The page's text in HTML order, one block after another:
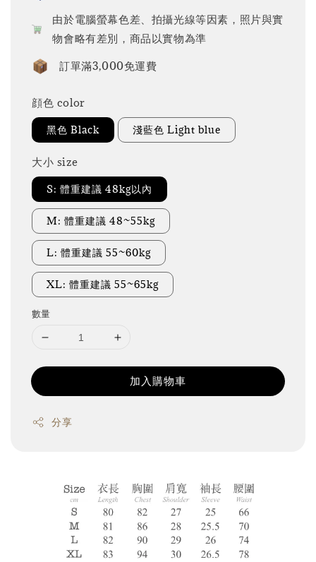
由於電腦螢幕色差、拍攝光線等因素，照片與實
物會略有差別，商品以實物為準
訂單滿3,000免運費
顔色 color
黑色 Black 淺藍色 Light blue
大小 size
S: 體重建議 48kg以內
M: 體重建議 48~55kg
L: 體重建議 55~60kg
XL: 體重建議 55~65kg
數量
加入購物車
分享